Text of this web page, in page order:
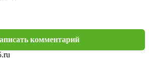
комментарий